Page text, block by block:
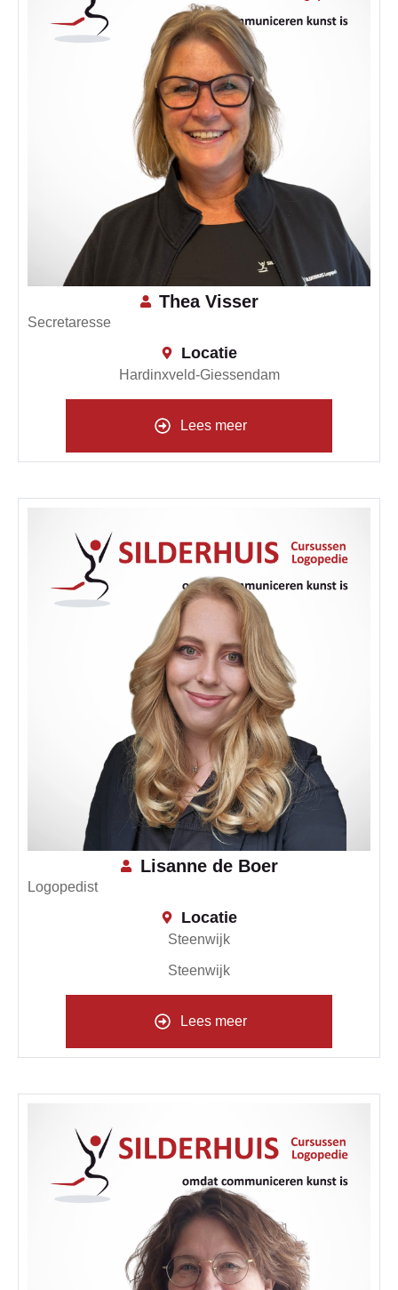
Thea Visser
Secretaresse
Locatie
Hardinxveld-Giessendam
Lees meer
Lisanne de Boer
Logopedist
Locatie
Steenwijk
Steenwijk
Lees meer